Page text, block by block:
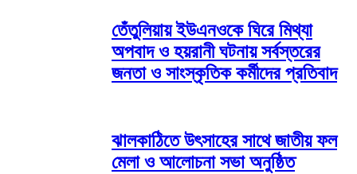
তেঁতুলিয়ায় ইউএনওকে ঘিরে মিথ্যা
অপবাদ ও হয়রানী ঘটনায় সর্বস্তরের
জনতা ও সাংস্কৃতিক কর্মীদের প্রতিবাদ
ঝালকাঠিতে উৎসাহের সাথে জাতীয় ফল
মেলা ও আলোচনা সভা অনুষ্ঠিত